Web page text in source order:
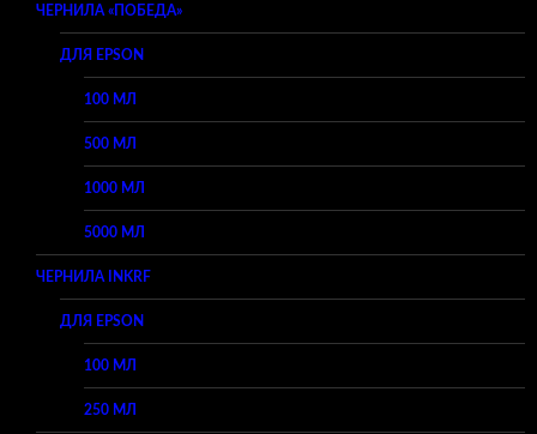
ЧЕРНИЛА «ПОБЕДА»
ДЛЯ EPSON
100 МЛ
500 МЛ
1000 МЛ
5000 МЛ
ЧЕРНИЛА INKRF
ДЛЯ EPSON
100 МЛ
250 МЛ